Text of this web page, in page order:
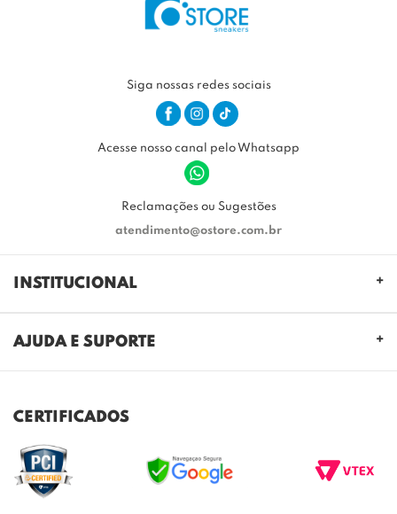
Siga nossas redes sociais
Acesse nosso canal pelo Whatsapp
Reclamações ou Sugestões
atendimento@ostore.com.br
INSTITUCIONAL
REGULAMENTO CASHBACK
AJUDA E SUPORTE
TROCAS E DEVOLUÇÕES
ENVIO E ENTREGA
DÚVIDAS FREQUENTES
CERTIFICADOS